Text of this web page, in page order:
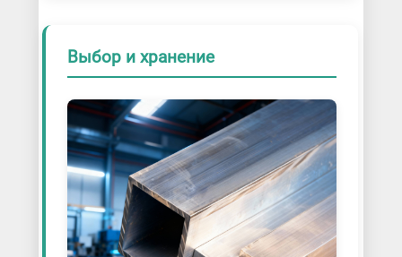
Выбор и хранение